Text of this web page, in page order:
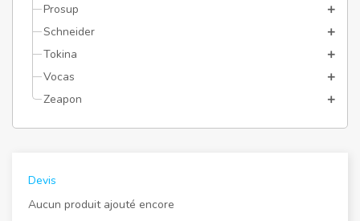
Prosup
Schneider
Tokina
Vocas
Zeapon
Devis
Aucun produit ajouté encore